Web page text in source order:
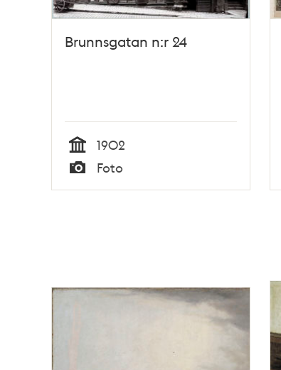
Brunnsgatan n:r 24
Tid
1902
Typ
Foto